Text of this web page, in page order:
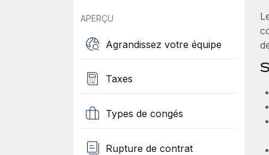
APERÇU
Agrandissez votre équipe
Taxes
Types de congés
Rupture de contrat